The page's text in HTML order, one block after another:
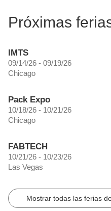
Próximas
IMTS
09/14/26 - 09/19/26
Chicago
Pack Expo
10/18/26 - 10/21/26
Chicago
FABTECH
10/21/26 - 10/23/26
Las Vegas
Mostrar todas las ferias